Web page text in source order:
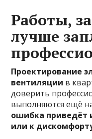
Работы,
лучше
Проектирование
вентиляции в
доверить
выполняются ещё
ошибка приведёт
или к